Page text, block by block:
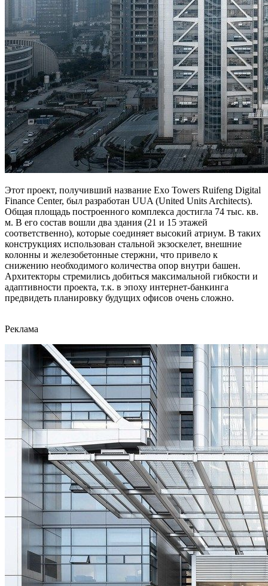
Этот проект, получивший название Exo Towers Ruifeng Digital
Finance Center, был разработан UUA (United Units Architects).
Общая площадь построенного комплекса достигла 74 тыс. кв.
м. В его состав вошли два здания (21 и 15 этажей
соответственно), которые соединяет высокий атриум. В таких
конструкциях использован стальной экзоскелет, внешние
колонны и железобетонные стержни, что привело к
снижению необходимого количества опор внутри башен.
Архитекторы стремились добиться максимальной гибкости и
адаптивности проекта, т.к. в эпоху интернет-банкинга
предвидеть планировку будущих офисов очень сложно.
Реклама